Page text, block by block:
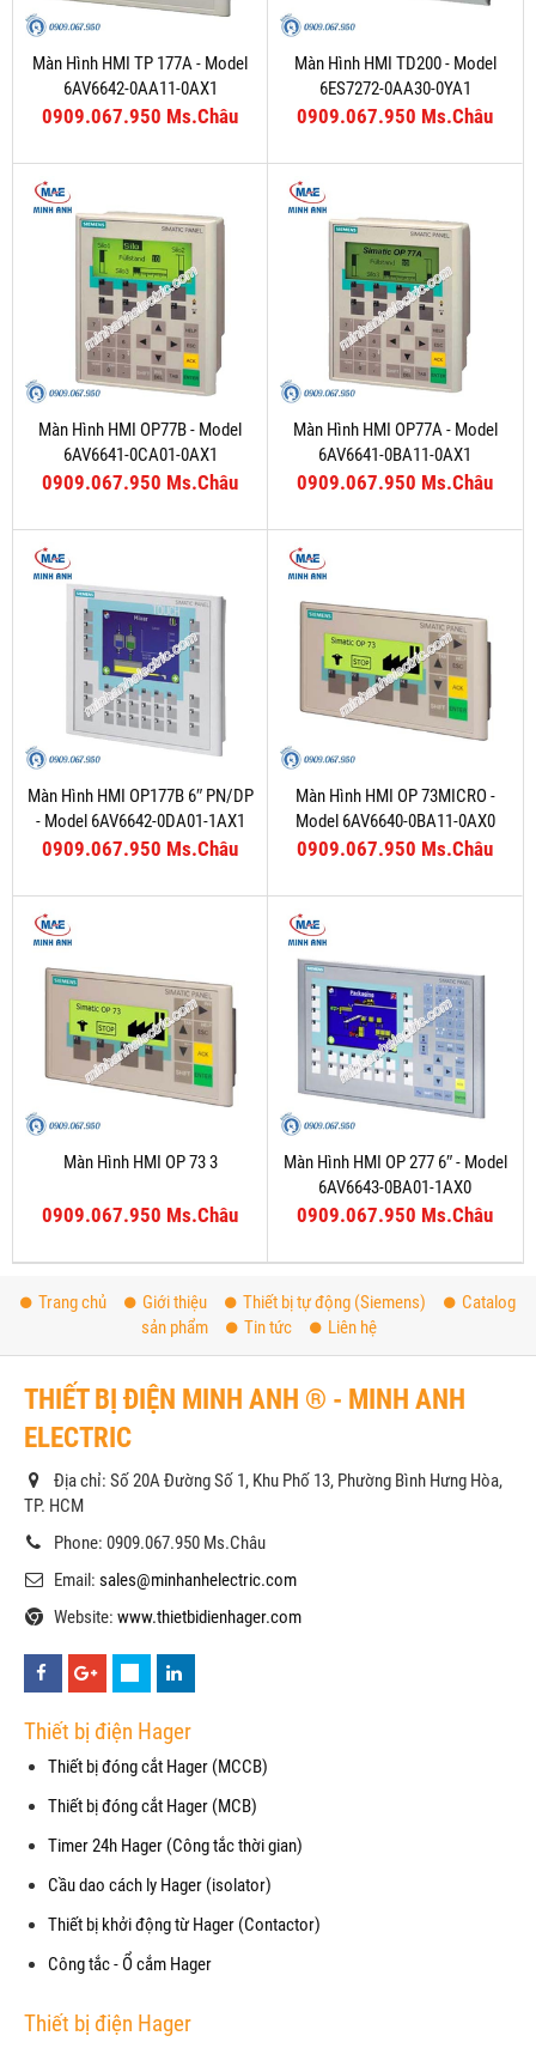
Màn Hình HMI TP 177A - Model
6AV6642-0AA11-0AX1
0909.067.950 Ms.Châu
Màn Hình HMI TD200 - Model
6ES7272-0AA30-0YA1
0909.067.950 Ms.Châu
Màn Hình HMI OP77B - Model
6AV6641-0CA01-0AX1
0909.067.950 Ms.Châu
Màn Hình HMI OP77A - Model
6AV6641-0BA11-0AX1
0909.067.950 Ms.Châu
Màn Hình HMI OP177B 6″ PN/DP
- Model 6AV6642-0DA01-1AX1
0909.067.950 Ms.Châu
Màn Hình HMI OP 73MICRO -
Model 6AV6640-0BA11-0AX0
0909.067.950 Ms.Châu
Màn Hình HMI OP 73 3
0909.067.950 Ms.Châu
Màn Hình HMI OP 277 6″ - Model
6AV6643-0BA01-1AX0
0909.067.950 Ms.Châu
Trang chủ Giới thiệu Thiết bị tự động (Siemens)
Catalog
sản phẩm
Tin tức Liên hệ
THIẾT BỊ ĐIỆN MINH ANH ® - MINH ANH
ELECTRIC
Địa chỉ: Số 20A Đường Số 1, Khu Phố 13, Phường Bình Hưng Hòa,
TP. HCM
Phone: 0909.067.950 Ms.Châu
Email: sales@minhanhelectric.com
Website: www.thietbidienhager.com
Thiết bị điện Hager
Thiết bị đóng cắt Hager (MCCB)
Thiết bị đóng cắt Hager (MCB)
Timer 24h Hager (Công tắc thời gian)
Cầu dao cách ly Hager (isolator)
Thiết bị khởi động từ Hager (Contactor)
Công tắc - Ổ cắm Hager
Thiết bị điện Hager